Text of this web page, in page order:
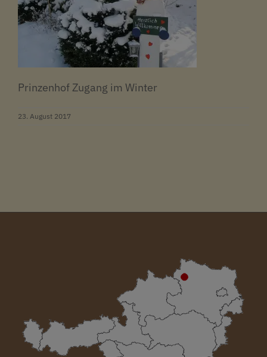
Prinzenhof Zugang im Winter
23. August 2017